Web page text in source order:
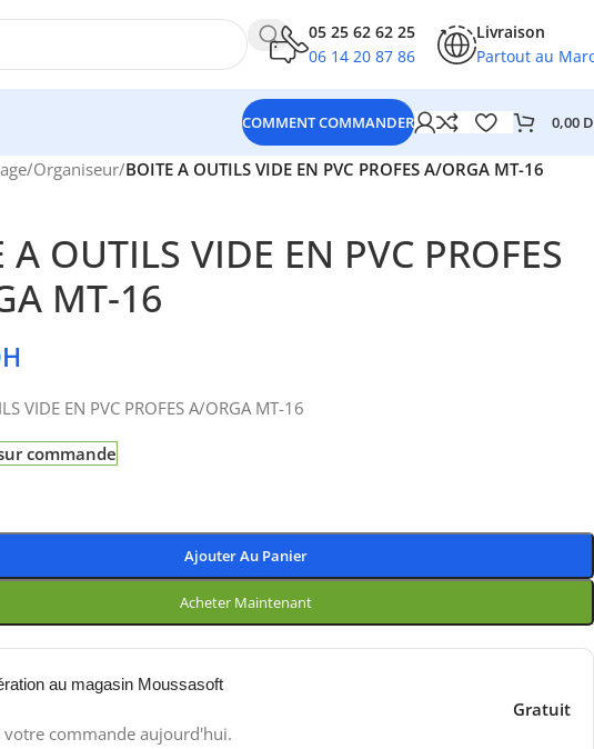
05 25 62 62 25
06 14 20 87 86
Livraison
Partout au
COMMENT COMMANDER 0,00
/Organiseur/BOITE A OUTILS VIDE EN PVC PROFES A/ORGA MT-16
A OUTILS VIDE EN PVC PROFES
MT-16
VIDE EN PVC PROFES A/ORGA MT-16
commande
Ajouter Au Panier
Acheter Maintenant
au magasin Moussasoft
votre commande aujourd'hui.
Gratuit